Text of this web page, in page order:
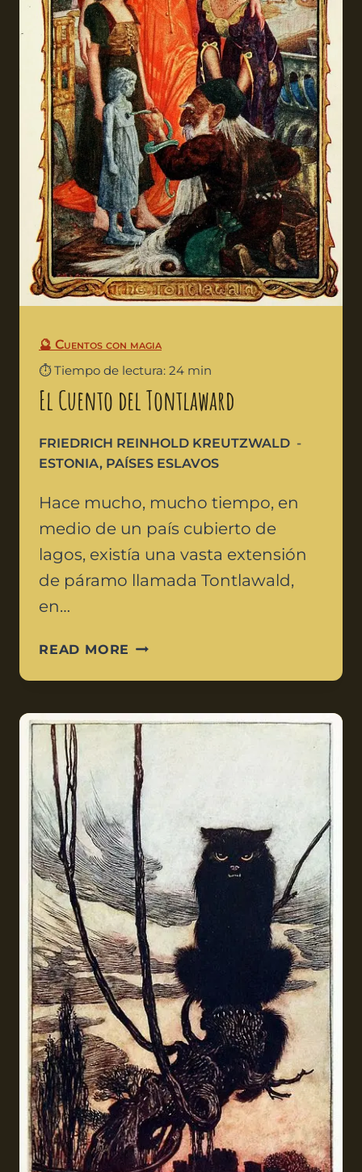
🔮 Cuentos con magia
⏱️ Tiempo de lectura: 24 min
El Cuento del Tontlaward
FRIEDRICH REINHOLD KREUTZWALD
ESTONIA, PAÍSES ESLAVOS
Hace mucho, mucho tiempo, en
medio de un país cubierto de
lagos, existía una vasta extensión
de páramo llamada Tontlawald,
en…
READ MORE